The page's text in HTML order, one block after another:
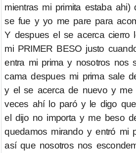
mientras mi primita estaba ahi)
se fue y yo me pare para
Y despues el se acerca cierro
mi PRIMER BESO justo
entra mi prima y nosotros nos
cama despues mi prima sale
y el se acerca de nuevo y me
veces ahí lo paró y le digo
el dijo no importa y me beso
quedamos mirando y entró mi
así que nosotros nos